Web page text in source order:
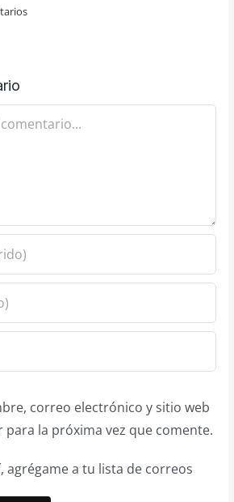
correo electrónico y sitio web
para la próxima vez que comente.
agrégame a tu lista de correos